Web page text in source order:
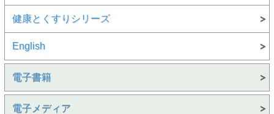
健康とくすりシリーズ
English
電子書籍
電子メディア